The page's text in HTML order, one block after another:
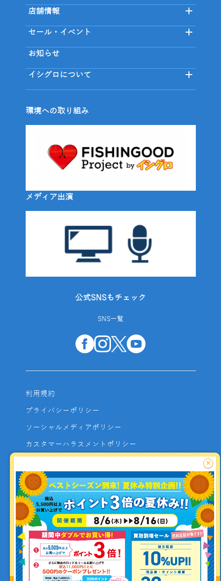
釣り情報を
投稿する
店舗情報
セール・イベント
お知らせ
イシグロについて
環境への取り組み
メディア出演
公式SNSもチェック
SNS一覧
利用規約
プライバシーポリシー
ソーシャルメディアポリシー
カスタマーハラスメントポリシー
よくあるご質問
お問い合わせ
利用者資金の保全方法
×